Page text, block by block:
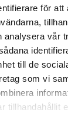
för att
analysera vår
till de
som vi
tillhandahållit
kr. Vår gräns för
du handlar